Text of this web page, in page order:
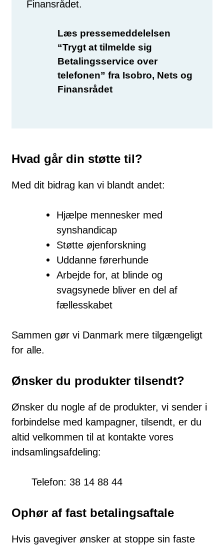
Finansrådet.
Læs pressemeddelelsen
“Trygt at tilmelde sig
Betalingsservice over
telefonen” fra Isobro, Nets og
Finansrådet
Hvad går din støtte til?
Med dit bidrag kan vi blandt andet:
Hjælpe mennesker med
synshandicap
Støtte øjenforskning
Uddanne førerhunde
Arbejde for, at blinde og
svagsynede bliver en del af
fællesskabet
Sammen gør vi Danmark mere tilgængeligt
for alle.
Ønsker du produkter tilsendt?
Ønsker du nogle af de produkter, vi sender i
forbindelse med kampagner, tilsendt, er du
altid velkommen til at kontakte vores
indsamlingsafdeling:
Telefon: 38 14 88 44
Ophør af fast betalingsaftale
Hvis gavegiver ønsker at stoppe sin faste